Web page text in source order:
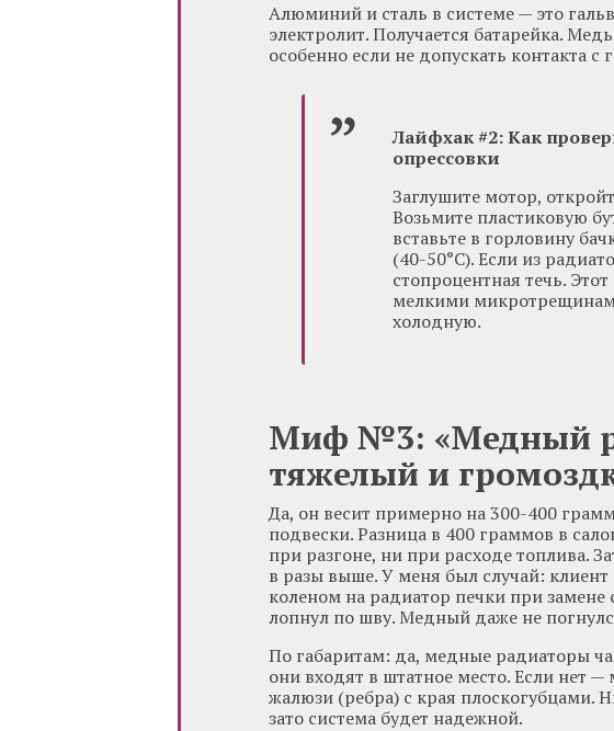
Алюминий и сталь в системе — это
электролит. Получается батарейка.
особенно если не допускать контакта
Лайфхак #2: Как
опрессовки
Заглушите мотор,
Возьмите пластиковую
вставьте в горловину
(40-50°C). Если из
стопроцентная течь.
мелкими
холодную.
Миф №3: «Медный
тяжелый и
Да, он весит примерно на 300-400
подвески. Разница в 400 граммов в
при разгоне, ни при расходе топлива.
в разы выше. У меня был случай: клиент
коленом на радиатор печки при
лопнул по шву. Медный даже не
По габаритам: да, медные радиаторы
они входят в штатное место. Если нет
жалюзи (ребра) с края плоскогубцами.
зато система будет надежной.